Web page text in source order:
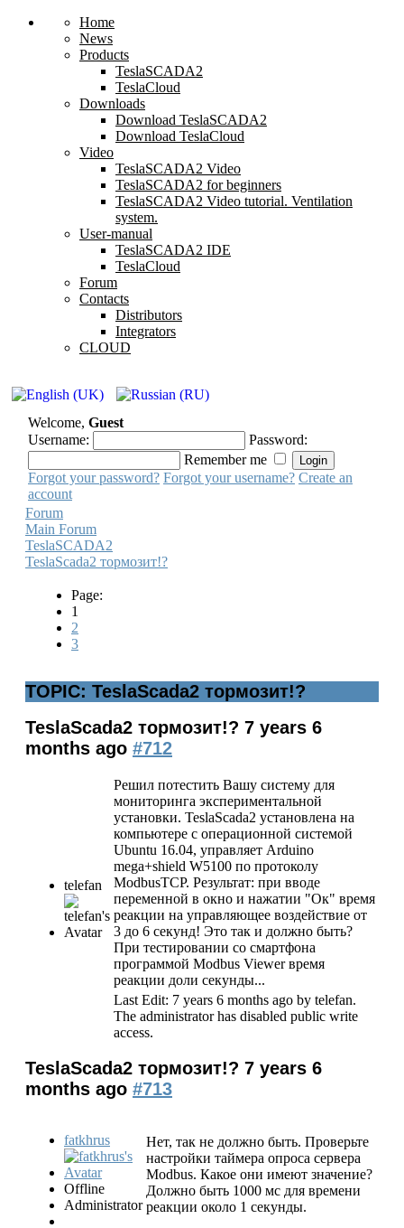
Home
News
Products
TeslaSCADA2
TeslaCloud
Downloads
Download TeslaSCADA2
Download TeslaCloud
Video
TeslaSCADA2 Video
TeslaSCADA2 for beginners
TeslaSCADA2 Video tutorial. Ventilation
system.
User-manual
TeslaSCADA2 IDE
TeslaCloud
Forum
Contacts
Distributors
Integrators
CLOUD
Welcome, Guest
Username:
Password:
Remember me
Forgot your password? Forgot your username? Create an
account
Forum
Main Forum
TeslaSCADA2
TeslaScada2 тормозит!?
Page:
1
2
3
TOPIC: TeslaScada2 тормозит!?
TeslaScada2 тормозит!? 7 years 6
months ago #712
telefan
Решил потестить Вашу систему для
мониторинга экспериментальной
установки. TeslaScada2 установлена на
компьютере с операционной системой
Ubuntu 16.04, управляет Arduino
mega+shield W5100 по протоколу
ModbusTCP. Результат: при вводе
переменной в окно и нажатии "Ок" время
реакции на управляющее воздействие от
3 до 6 секунд! Это так и должно быть?
При тестировании со смартфона
программой Modbus Viewer время
реакции доли секунды...
Last Edit: 7 years 6 months ago by telefan.
The administrator has disabled public write
access.
TeslaScada2 тормозит!? 7 years 6
months ago #713
fatkhrus
Offline
Administrator
Нет, так не должно быть. Проверьте
настройки таймера опроса сервера
Modbus. Какое они имеют значение?
Должно быть 1000 мс для времени
реакции около 1 секунды.